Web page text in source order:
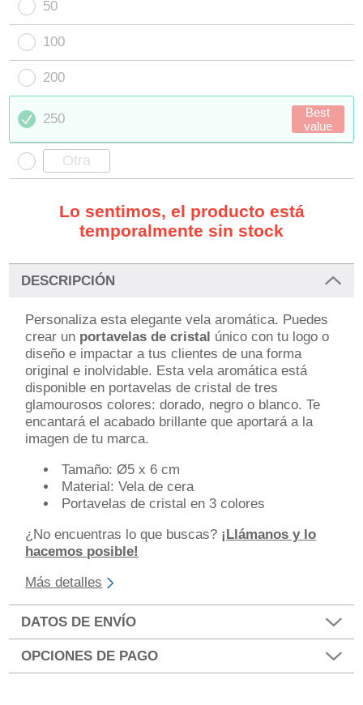
50
100
200
250
Best
value
Lo sentimos, el producto está
temporalmente sin stock
DESCRIPCIÓN
Personaliza esta elegante vela aromática. Puedes
crear un portavelas de cristal único con tu logo o
diseño e impactar a tus clientes de una forma
original e inolvidable. Esta vela aromática está
disponible en portavelas de cristal de tres
glamourosos colores: dorado, negro o blanco. Te
encantará el acabado brillante que aportará a la
imagen de tu marca.
Tamaño: Ø5 x 6 cm
Material: Vela de cera
Portavelas de cristal en 3 colores
¿No encuentras lo que buscas? ¡Llámanos y lo
hacemos posible!
Más detalles
DATOS DE ENVÍO
OPCIONES DE PAGO